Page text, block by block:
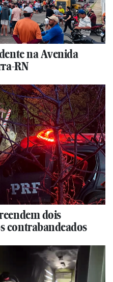
na Avenida
RN
dois
contrabandeados